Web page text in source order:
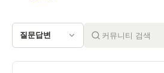
질문답변